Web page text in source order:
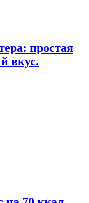
простая
вкус.